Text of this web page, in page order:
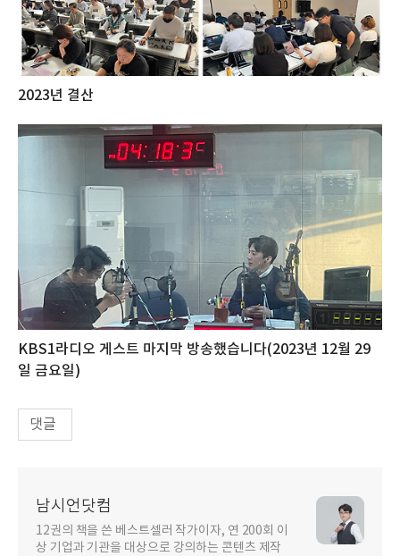
2023년 결산
KBS1라디오 게스트 마지막 방송했습니다(2023년 12월 29
일 금요일)
댓글
남시언닷컴
12권의 책을 쓴 베스트셀러 작가이자, 연 200회 이
상 기업과 기관을 대상으로 강의하는 콘텐츠 제작